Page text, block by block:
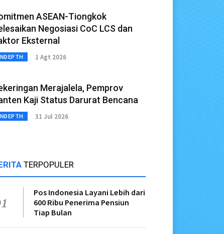
ASEAN-Tiongkok
Negosiasi CoC LCS dan
Eksternal
1 Agt 2026
Merajalela, Pemprov
Kaji Status Darurat Bencana
31 Jul 2026
TERPOPULER
Pos Indonesia Layani Lebih dari
600 Ribu Penerima Pensiun
Tiap Bulan